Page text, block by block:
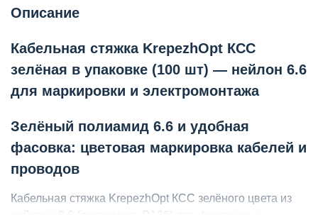
Описание
Кабельная стяжка KrepezhOpt КСС
зелёная в упаковке (100 шт) — нейлон 6.6
для маркировки и электромонтажа
Зелёный полиамид 6.6 и удобная
фасовка: цветовая маркировка кабелей и
проводов
Кабельная стяжка KrepezhOpt КСС зелёного цвета из
нейлона 6.6 (полиамида PA66) для фиксации и